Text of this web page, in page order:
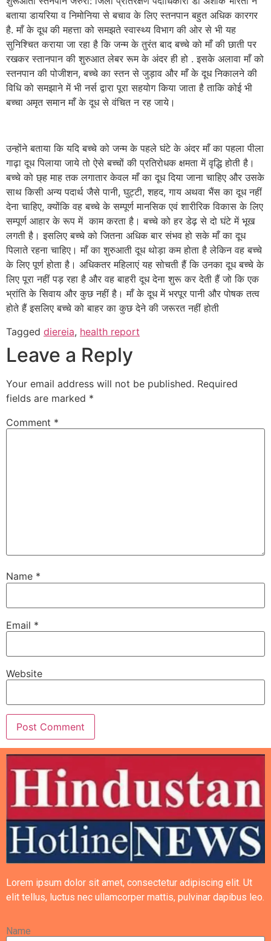
बताया डायरिया व निमोनिया से बचाव के लिए स्तनपान बहुत अधिक कारगर
है. माँ के दूध की महत्ता को समझते स्वास्थ्य विभाग की ओर से भी यह
सुनिश्चित कराया जा रहा है कि जन्म के तुरंत बाद बच्चे को माँ की छाती पर
रखकर स्तानपान की शुरुआत लेबर रूम के अंदर ही हो . इसके अलावा माँ को
स्तनपान की पोजीशन, बच्चे का स्तन से जुड़ाव और माँ के दूध निकालने की
विधि को समझाने में भी नर्स द्वारा पूरा सहयोग किया जाता है ताकि कोई भी
बच्चा अमृत समान माँ के दूध से वंचित न रह जाये।
उन्होंने बताया कि यदि बच्चे को जन्म के पहले घंटे के अंदर माँ का पहला पीला
गाढ़ा दूध पिलाया जाये तो ऐसे बच्चों की प्रतिरोधक क्षमता में वृद्धि होती है।
बच्चे को छ्ह माह तक लगातार केवल माँ का दूध दिया जाना चाहिए और उसके
साथ किसी अन्य पदार्थ जैसे पानी, घुट्टी, शहद, गाय अथवा भैंस का दूध नहीं
देना चाहिए, क्योंकि वह बच्चे के सम्पूर्ण मानसिक एवं शारीरिक विकास के लिए
सम्पूर्ण आहार के रूप में काम करता है। बच्चे को हर डेढ़ से दो घंटे में भूख
लगती है। इसलिए बच्चे को जितना अधिक बार संभव हो सके माँ का दूध
पिलाते रहना चाहिए। माँ का शुरुआती दूध थोड़ा कम होता है लेकिन वह बच्चे
के लिए पूर्ण होता है। अधिकतर महिलाएं यह सोचती हैं कि उनका दूध बच्चे के
लिए पूरा नहीं पड़ रहा है और वह बाहरी दूध देना शुरू कर देती हैं जो कि एक
भ्रांति के सिवाय और कुछ नहीं है। माँ के दूध में भरपूर पानी और पोषक तत्व
होते हैं इसलिए बच्चे को बाहर का कुछ देने की जरूरत नहीं होती
Tagged diereia, health report
Leave a Reply
Your email address will not be published. Required
fields are marked *
Comment *
Name *
Email *
Website
Lorem ipsum dolor sit amet, consectetur adipiscing elit. Ut
elit tellus, luctus nec ullamcorper mattis, pulvinar dapibus leo.
Name